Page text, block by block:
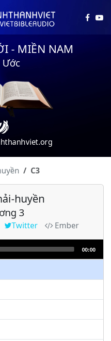
- MIỀN NAM
Ước
C3
huyền
3
Twitter
Ember
00:00